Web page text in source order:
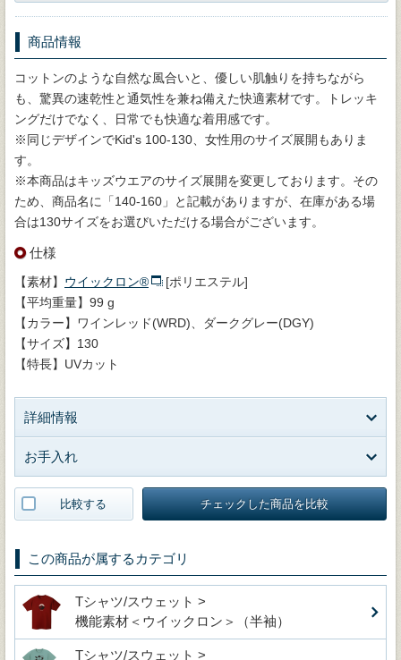
商品情報
コットンのような自然な風合いと、優しい肌触りを持ちながら
も、驚異の速乾性と通気性を兼ね備えた快適素材です。トレッキ
ングだけでなく、日常でも快適な着用感です。
※同じデザインでKid's 100-130、女性用のサイズ展開もありま
す。
※本商品はキッズウエアのサイズ展開を変更しております。その
ため、商品名に「140-160」と記載がありますが、在庫がある場
合は130サイズをお選びいただける場合がございます。
仕様
【素材】 ウイックロン®
[ポリエステル]
【平均重量】99 g
【カラー】ワインレッド(WRD)、ダークグレー(DGY)
【サイズ】130
【特長】UVカット
詳細情報
お手入れ
比較する チェックした商品を比較
この商品が属するカテゴリ
Tシャツ/スウェット >
機能素材＜ウイックロン＞（半袖）
Tシャツ/スウェット >